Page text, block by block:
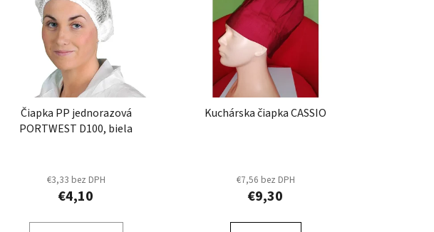
e
p
r
o
d
u
Čiapka PP jednorazová
PORTWEST D100, biela
€3,33 bez DPH
€4,10
Kuchárska čiapka CASSIO
€7,56 bez DPH
€9,30